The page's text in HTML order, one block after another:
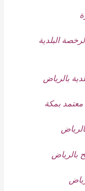
البلدية
بالرياض
بمكة